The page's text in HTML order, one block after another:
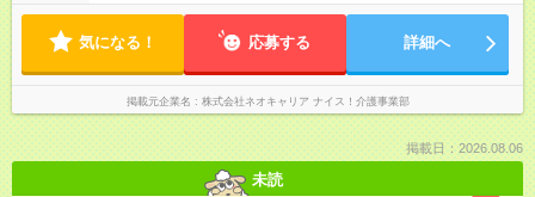
気になる！ 応募する 詳細へ
掲載元企業名 株式会社ネオキャリア ナイス！介護事業部
掲載日：2026.08.06
未読